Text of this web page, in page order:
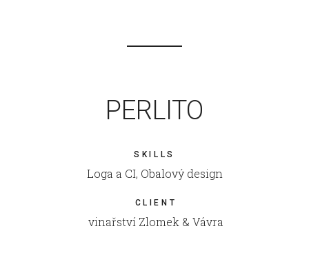
PERLITO
SKILLS
Loga a CI, Obalový design
CLIENT
vinařství Zlomek & Vávra